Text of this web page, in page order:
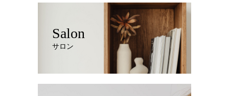
Salon
サロン